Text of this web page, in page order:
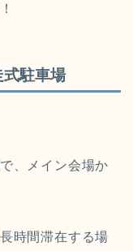
式駐車場
、メイン会場か
時間滞在する場